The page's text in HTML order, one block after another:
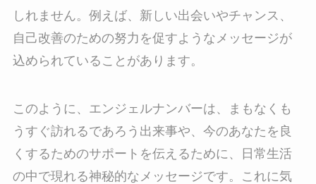
しれません。例えば、新しい出会いやチャンス、
自己改善のための努力を促すようなメッセージが
込められていることがあります。
このように、エンジェルナンバーは、まもなくも
うすぐ訪れるであろう出来事や、今のあなたを良
くするためのサポートを伝えるために、日常生活
の中で現れる神秘的なメッセージです。これに気